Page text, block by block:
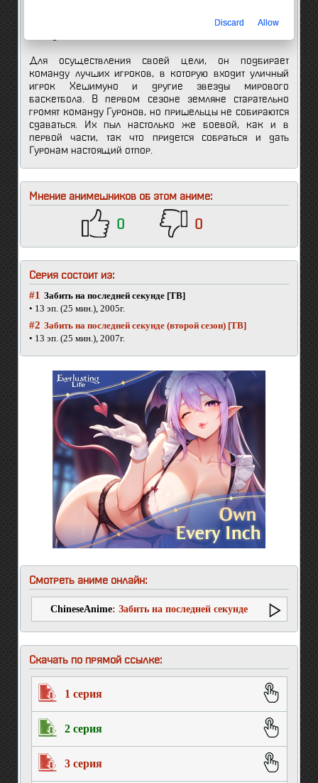
влиятельный олигарх, желающий возродить череду
Для осуществления своей цели, он подбирает
команду лучших игроков, в которую входит уличный
игрок Хешимуно и другие звезды мирового
баскетбола. В первом сезоне земляне старательно
громят команду Гуронов, но пришельцы не собираются
сдаваться. Их пыл настолько же боевой, как и в
первой части, так что придется собраться и дать
Гуронам настоящий отпор.
Мнение анимешников об этом аниме:
0 0
Серия состоит из:
#1 Забить на последней секунде [ТВ]
• 13 эп. (25 мин.), 2005г.
#2 Забить на последней секунде (второй сезон) [ТВ]
• 13 эп. (25 мин.), 2007г.
Смотреть аниме онлайн:
ChineseAnime: Забить на последней секунде
(второй сезон)
Скачать по прямой ссылке:
1 серия
2 серия
3 серия
Discard Allow